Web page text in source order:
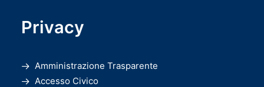
Privacy
Amministrazione Trasparente
Accesso Civico